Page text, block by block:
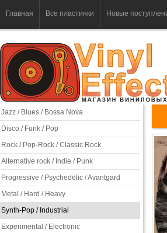
Главная Все пластинки Новые
Jazz / Blues / Bossa Nova
Disco / Funk / Pop
Rock / Pop-Rock / Classic Rock
Alternative rock / Indie / Punk
Progressive / Psychedelic / Avantgard
Metal / Hard / Heavy
Synth-Pop / Industrial
Experimental / Electronic